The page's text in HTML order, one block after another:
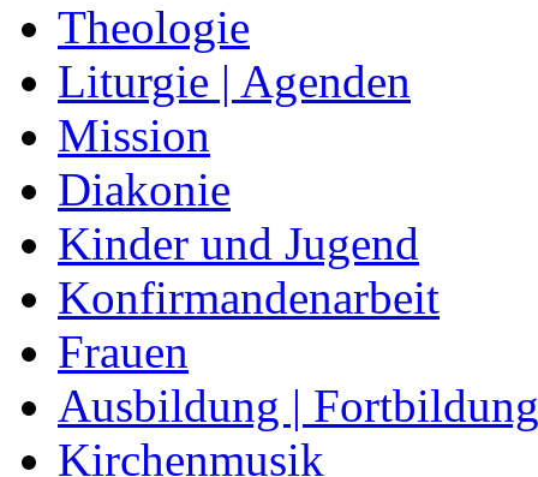
Theologie
Liturgie | Agenden
Mission
Diakonie
Kinder und Jugend
Konfirmandenarbeit
Frauen
Ausbildung | Fortbildung
Kirchenmusik